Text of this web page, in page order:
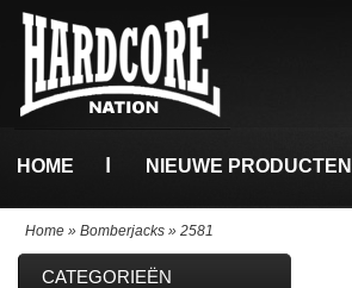
HOME NIEUWE PRODUCTEN
Home » Bomberjacks » 2581
CATEGORIEËN